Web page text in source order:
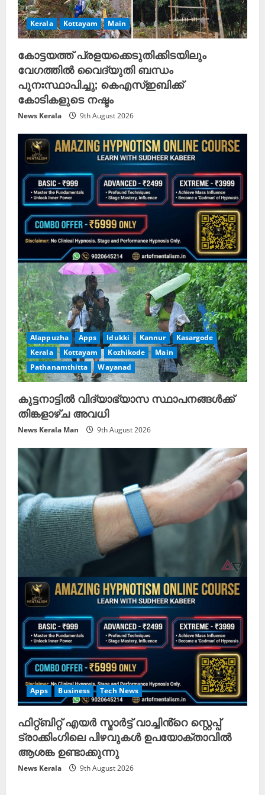
Kerala Kottayam Main
കോട്ടയത്ത് പ്രളയക്കെടുതിക്കിടയിലും
വേഗത്തിൽ വൈദ്യുതി ബന്ധം
പുനഃസ്ഥാപിച്ചു; കെഎസ്ഇബിക്ക്
കോടികളുടെ നഷ്ടം
News Kerala 9th August 2026
Alappuzha Apps Idukki Kannur
Kasargode
Kerala
Kottayam Kozhikode
Main
Pathanamthitta
Wayanad
കുട്ടനാട്ടിൽ വിദ്യാഭ്യാസ സ്ഥാപനങ്ങൾക്ക്
തിങ്കളാഴ്ച അവധി
News Kerala Man 9th August 2026
Apps Business Tech News
ഫിറ്റ്‌ബിറ്റ് എയർ സ്മാർട്ട് വാച്ചിൻ്റെ സ്റ്റെപ്പ്
ട്രാക്കിംഗിലെ പിഴവുകൾ ഉപയോക്താവിൽ
ആശങ്ക ഉണ്ടാക്കുന്നു
News Kerala 9th August 2026